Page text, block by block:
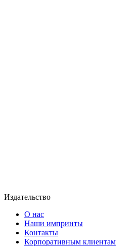
Издательство
О нас
Наши импринты
Контакты
Корпоративным клиентам